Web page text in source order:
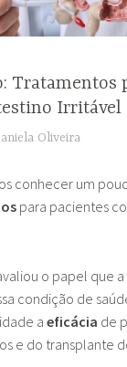
Tratamentos
Irritável
Oliveira
conhecer um
para pacientes
o papel que a
condição de
aeficácia de
e do transplante